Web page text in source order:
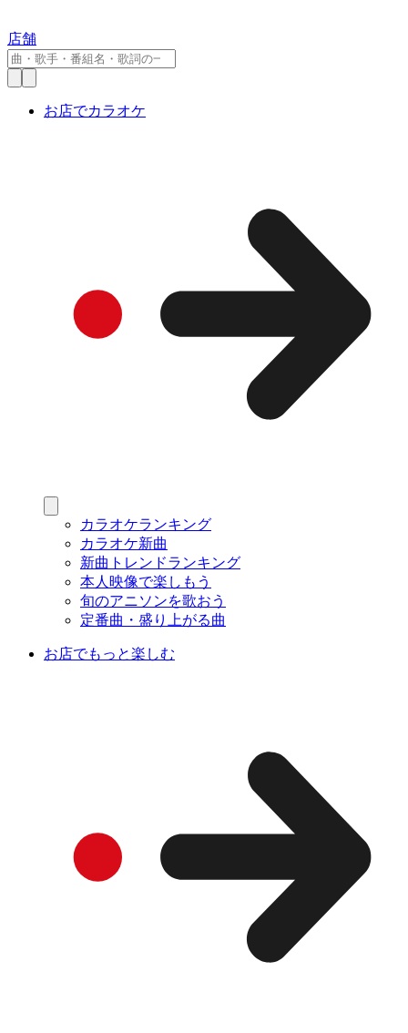
店舗
お店でカラオケ
カラオケランキング
カラオケ新曲
新曲トレンドランキング
本人映像で楽しもう
旬のアニソンを歌おう
定番曲・盛り上がる曲
お店でもっと楽しむ